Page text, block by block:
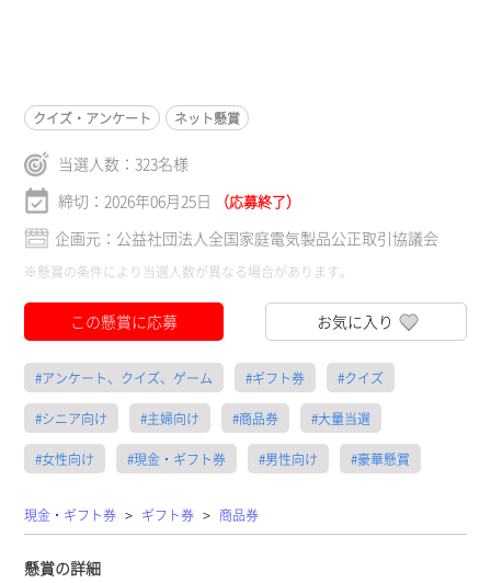
クイズ・アンケート ネット懸賞
当選人数：323名様
締切：2026年06月25日
（応募終了）
企画元：公益社団法人全国家庭電気製品公正取引協議会
※懸賞の条件により当選人数が異なる場合があります。
この懸賞に応募 お気に入り
#アンケート、クイズ、ゲーム #ギフト券 #クイズ
#シニア向け #主婦向け #商品券 #大量当選
#女性向け #現金・ギフト券 #男性向け #豪華懸賞
現金・ギフト券 > ギフト券 > 商品券
懸賞の詳細